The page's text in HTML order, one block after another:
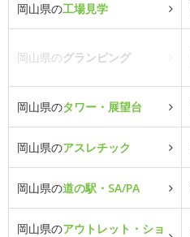
岡山県の工場見学
岡山県のグランピング
岡山県のタワー・展望台
岡山県のアスレチック
岡山県の道の駅・SA/PA
岡山県のアウトレット・ショ